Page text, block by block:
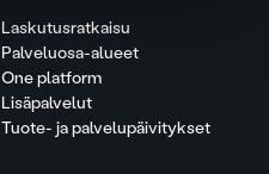
Laskutusratkaisu
Palveluosa-alueet
One platform
Lisäpalvelut
Tuote- ja palvelupäivitykset